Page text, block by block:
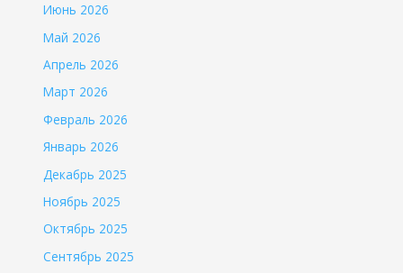
Июнь 2026
Май 2026
Апрель 2026
Март 2026
Февраль 2026
Январь 2026
Декабрь 2025
Ноябрь 2025
Октябрь 2025
Сентябрь 2025